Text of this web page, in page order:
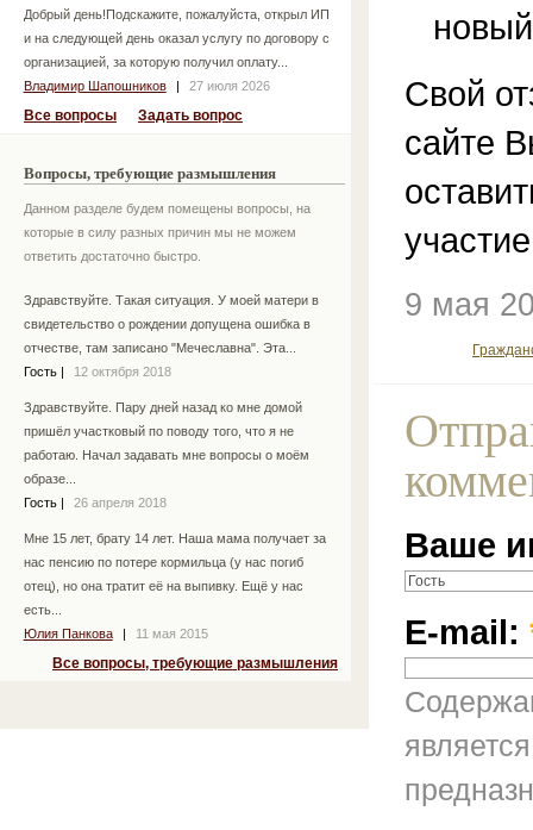
Добрый день!Подскажите, пожалуйста, открыл ИП
и на следующей день оказал услугу по договору с
организацией, за которую получил оплату...
Владимир Шапошников
| 27 июля 2026
Все вопросы Задать вопрос
Вопросы, требующие размышления
Данном разделе будем помещены вопросы, на
которые в силу разных причин мы не можем
ответить достаточно быстро.
Здравствуйте. Такая ситуация. У моей матери в
свидетельство о рождении допущена ошибка в
отчестве, там записано "Мечеславна". Эта...
Гость
12 октября 2018
Здравствуйте. Пару дней назад ко мне домой
пришёл участковый по поводу того, что я не
работаю. Начал задавать мне вопросы о моём
образе...
Гость
26 апреля 2018
Мне 15 лет, брату 14 лет. Наша мама получает за
нас пенсию по потере кормильца (у нас погиб
отец), но она тратит её на выпивку. Ещё у нас
есть...
Юлия Панкова
11 мая 2015
Все вопросы, требующие размышления
Свой
сайте
9 мая
Ваше
E-mail: